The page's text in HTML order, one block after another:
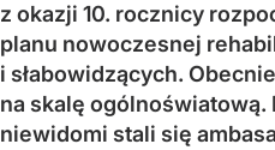
z okazji 10. rocznicy
planu nowoczesnej
i słabowidzących.
na skalę
niewidomi stali się